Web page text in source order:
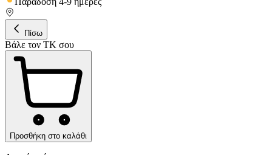
Πίσω
Βάλε τον ΤΚ σου
Προσθήκη στο καλάθι